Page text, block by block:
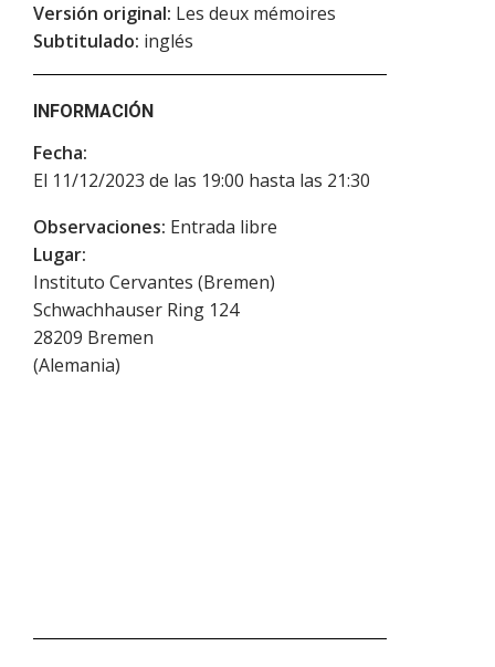
Versión original: Les deux mémoires
Subtitulado: inglés
INFORMACIÓN
Fecha:
El 11/12/2023 de las 19:00 hasta las 21:30
Observaciones: Entrada libre
Lugar:
Instituto Cervantes (Bremen)
Schwachhauser Ring 124
28209 Bremen
(Alemania)